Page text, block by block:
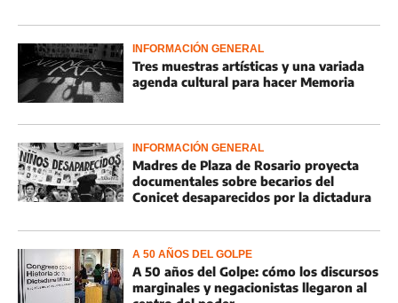
INFORMACIÓN GENERAL
Tres muestras artísticas y una variada
agenda cultural para hacer Memoria
INFORMACIÓN GENERAL
Madres de Plaza de Rosario proyecta
documentales sobre becarios del
Conicet desaparecidos por la dictadura
A 50 AÑOS DEL GOLPE
A 50 años del Golpe: cómo los discursos
marginales y negacionistas llegaron al